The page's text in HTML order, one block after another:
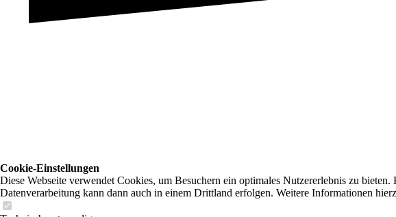
Cookie-Einstellungen
Diese Webseite verwendet Cookies, um Besuchern ein optimales Nutzererlebnis zu
Datenverarbeitung kann dann auch in einem Drittland erfolgen. Weitere Informationen